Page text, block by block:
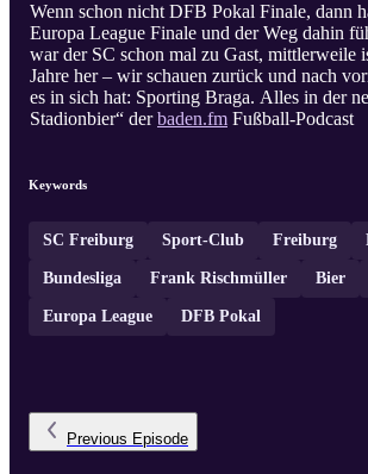
Wenn schon nicht DFB Pokal Finale, dann
Europa League Finale und der Weg dahin
war der SC schon mal zu Gast, mittlerweile
Jahre her – wir schauen zurück und nach
es in sich hat: Sporting Braga. Alles in der
Stadionbier“ derbaden.fm Fußball-Podcast
Keywords
SC Freiburg Sport-Club Freiburg
Bundesliga Frank Rischmüller Bier
Europa League DFB Pokal
Previous Episode